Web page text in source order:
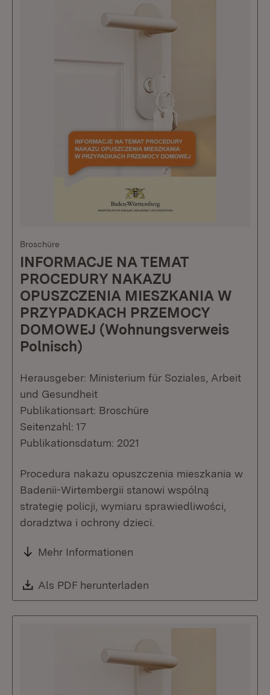
Broschüre
INFORMACJE NA TEMAT
PROCEDURY NAKAZU
OPUSZCZENIA MIESZKANIA W
PRZYPADKACH PRZEMOCY
DOMOWEJ (Wohnungsverweis
Polnisch)
Herausgeber: Ministerium für Soziales, Arbeit
und Gesundheit
Publikationsart: Broschüre
Seitenzahl: 17
Publikationsdatum: 2021
Procedura nakazu opuszczenia mieszkania w
Badenii-Wirtembergii stanowi wspólną
strategię policji, wymiaru sprawiedliwości,
doradztwa i ochrony dzieci.
Mehr Informationen
Download:
Als PDF herunterladen